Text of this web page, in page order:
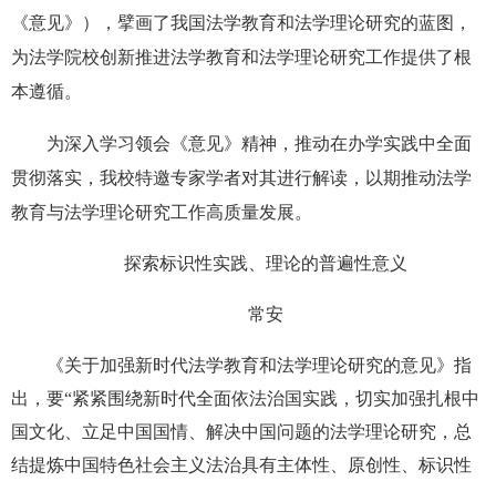
《意见》）， 擘画了我国法学教育和法学理论研究的蓝图，
为法学院校创新推进法学教育和法学理论研究工作提供了根
本遵循。
为深入学习领会《意见》精神， 推动在办学实践中全面
贯彻落实， 我校特邀专家学者对其进行解读 ，以期推动法学
教育与法学理论研究工作高质量发展。
探索标识性实践、理论的普遍性意义
常安
《关于加强新时代法学教育和法学理论研究的意见》 指
出，要“紧紧围绕新时代全面依法治国实践，切实加强扎根中
国文化、立足中国国情、解决中国问题的法学理论研究，总
结提炼中国特色社会主义法治具有主体性、原创性、标识性